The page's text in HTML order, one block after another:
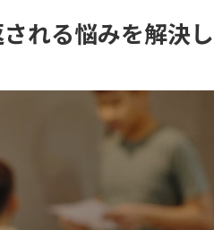
れる悩みを解決